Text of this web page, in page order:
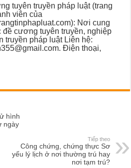
tuyên truyền pháp luật (trang
viên của
Nơi cung
đề cương tuyên truyền, nghiệp
truyền pháp luật Liên hệ:
Điện thoại,
hình
ngày
Tiếp theo
Công chứng, chứng thực Sơ
yếu lý lịch ở nơi thường trú hay
nơi tạm trú?